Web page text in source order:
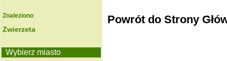
Znaleziono
Zwierzeta
Wybierz miasto
Powrót do Strony